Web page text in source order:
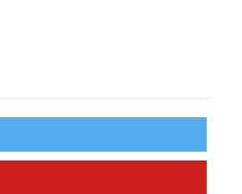
Argentina para despedir a